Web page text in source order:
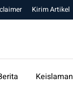
Kirim Artikel
Keislaman